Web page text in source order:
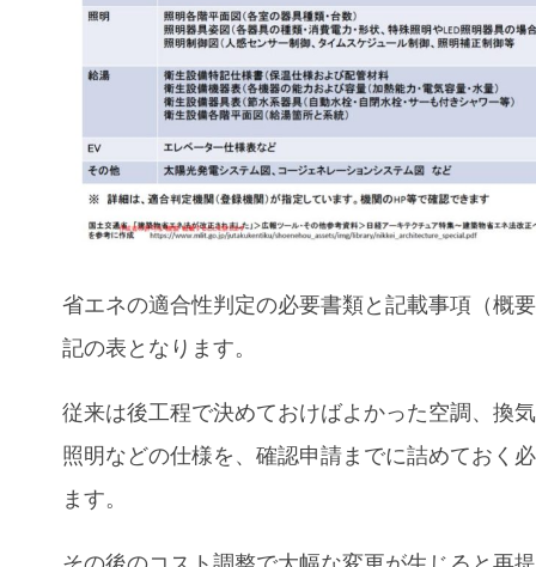
省エネの適合性判定の必要書類と記載事項（概
記の表となります。
従来は後工程で決めておけばよかった空調、換
照明などの仕様を、確認申請までに詰めておく
ます。